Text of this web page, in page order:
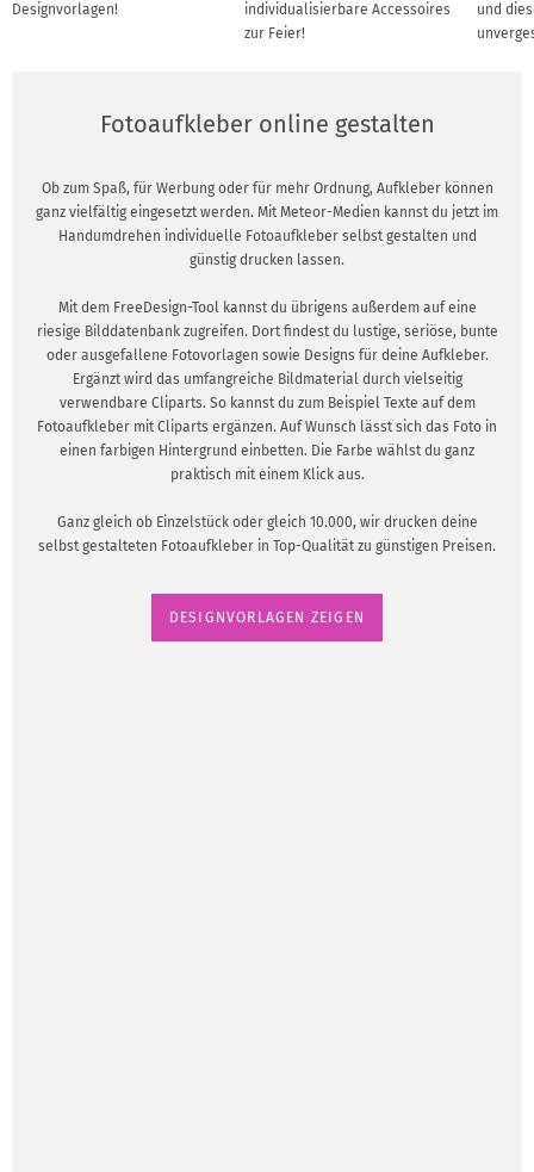
Designvorlagen!
individualisierbare Accessoires
zur Feier!
und
Fotoaufkleber online gestalten
Ob zum Spaß, für Werbung oder für mehr Ordnung, Aufkleber können
ganz vielfältig eingesetzt werden. Mit Meteor-Medien kannst du jetzt im
Handumdrehen individuelle Fotoaufkleber selbst gestalten und
günstig drucken lassen.
Mit dem FreeDesign-Tool kannst du übrigens außerdem auf eine
riesige Bilddatenbank zugreifen. Dort findest du lustige, seriöse, bunte
oder ausgefallene Fotovorlagen sowie Designs für deine Aufkleber.
Ergänzt wird das umfangreiche Bildmaterial durch vielseitig
verwendbare Cliparts. So kannst du zum Beispiel Texte auf dem
Fotoaufkleber mit Cliparts ergänzen. Auf Wunsch lässt sich das Foto in
einen farbigen Hintergrund einbetten. Die Farbe wählst du ganz
praktisch mit einem Klick aus.
Ganz gleich ob Einzelstück oder gleich 10.000, wir drucken deine
selbst gestalteten Fotoaufkleber in Top-Qualität zu günstigen Preisen.
DESIGNVORLAGEN ZEIGEN